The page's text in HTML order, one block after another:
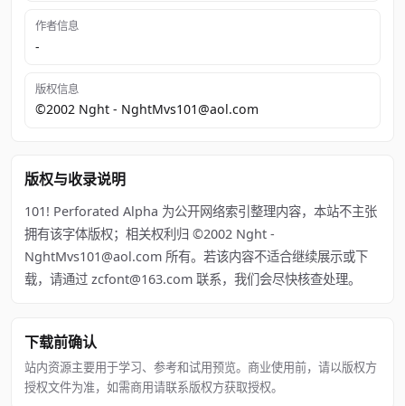
作者信息
-
版权信息
©2002 Nght - NghtMvs101@aol.com
版权与收录说明
101! Perforated Alpha 为公开网络索引整理内容，本站不主张
拥有该字体版权；相关权利归 ©2002 Nght -
NghtMvs101@aol.com 所有。若该内容不适合继续展示或下
载，请通过 zcfont@163.com 联系，我们会尽快核查处理。
下载前确认
站内资源主要用于学习、参考和试用预览。商业使用前，请以版权方
授权文件为准，如需商用请联系版权方获取授权。